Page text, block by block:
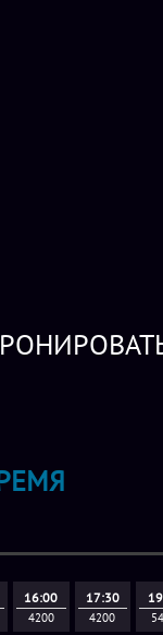
16:00
4200
17:30
4200